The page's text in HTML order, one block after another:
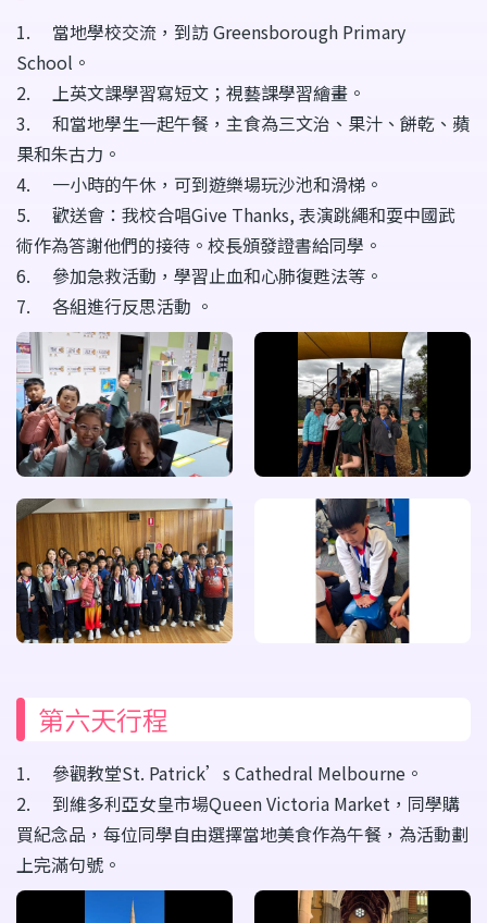
1. 當地學校交流，到訪 Greensborough Primary
School。
2. 上英文課學習寫短文；視藝課學習繪畫。
3. 和當地學生一起午餐，主食為三文治、果汁、餅乾、蘋
果和朱古力。
4. 一小時的午休，可到遊樂場玩沙池和滑梯。
5. 歡送會：我校合唱Give Thanks, 表演跳繩和耍中國武
術作為答謝他們的接待。校長頒發證書給同學。
6. 參加急救活動，學習止血和心肺復甦法等。
7. 各組進行反思活動 。
第六天行程
1. 參觀教堂St. Patrick’s Cathedral Melbourne。
2. 到維多利亞女皇市場Queen Victoria Market，同學購
買紀念品，每位同學自由選擇當地美食作為午餐，為活動劃
上完滿句號。